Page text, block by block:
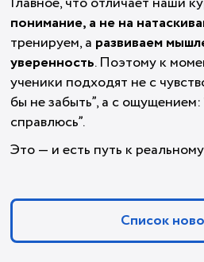
понимание, а не на
тренируем, а развиваем
уверенность. Поэтому к
ученики подходят не с
бы не забыть”, а с ощущением:
справлюсь”.
Это — и есть путь к
Список